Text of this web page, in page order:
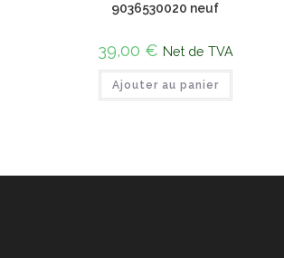
9036530020 neuf
39,00 € Net de TVA
Ajouter au panier